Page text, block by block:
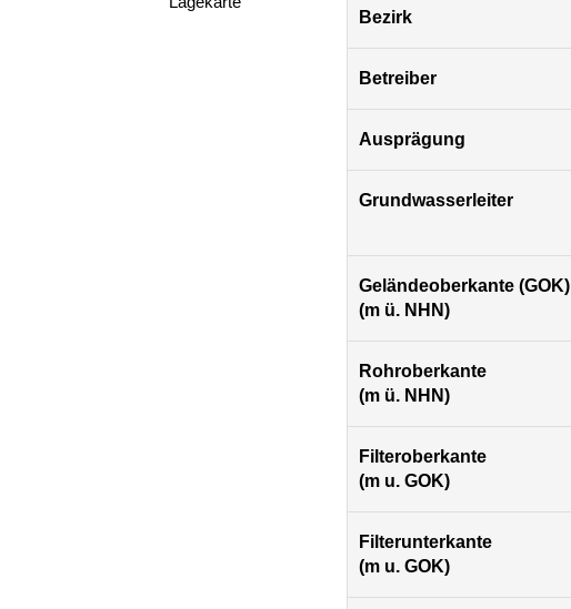
Bezirk
Betreiber
Ausprägung
Grundwasserleiter
Geländeoberkante (GOK)
(m ü. NHN)
Rohroberkante
(m ü. NHN)
Filteroberkante
(m u. GOK)
Filterunterkante
(m u. GOK)